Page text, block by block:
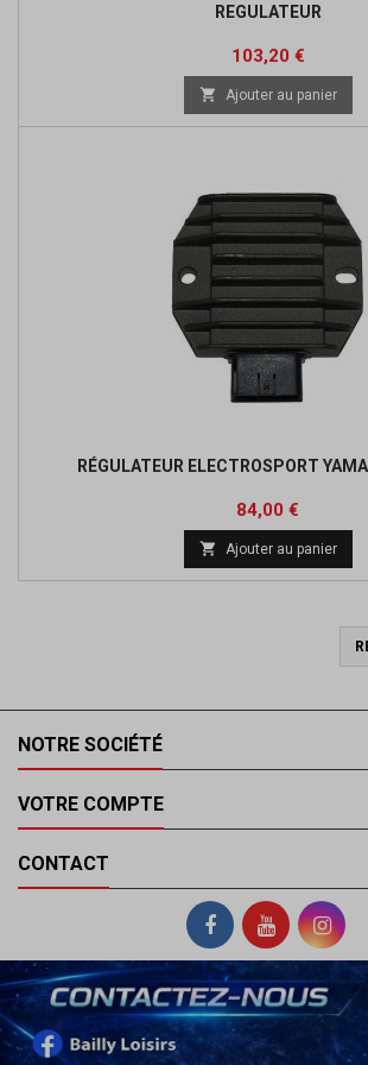
REGULATEUR
Prix
103,20 €Prix
de
base
 Ajouter au panier
RÉGULATEUR ELECTROSPORT
Prix
84,00 €
base
 Ajouter au panier
NOTRE SOCIÉTÉ
VOTRE COMPTE
CONTACT